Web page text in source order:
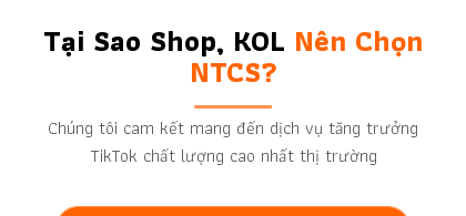
Tại Sao Shop, KOL Nên Chọn
NTCS?
Chúng tôi cam kết mang đến dịch vụ tăng trưởng
TikTok chất lượng cao nhất thị trường